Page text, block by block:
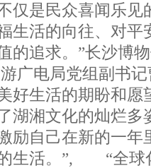
仅是民众喜闻乐见
生活的向往、对平
的追求。”长沙博
电局党组副书记
好生活的期盼和愿
湖湘文化的灿烂多
励自己在新的一年
的生活。”, “全球